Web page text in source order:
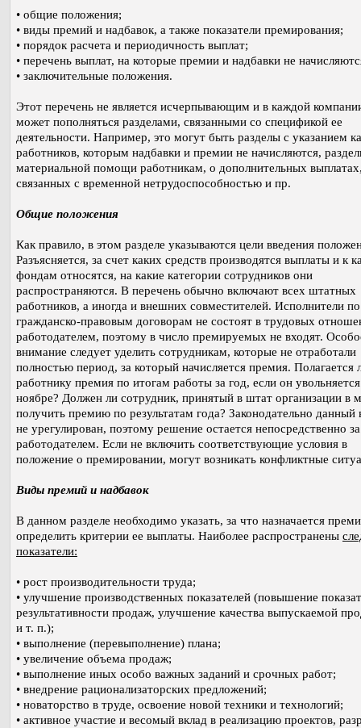
• общие положения;
• виды премий и надбавок, а также показатели премирования;
• порядок расчета и периодичность выплат;
• перечень выплат, на которые премии и надбавки не
• заключительные положения.
Этот перечень не является исчерпывающим и в каждой
может пополняться разделами, связанными со спецификой ее
деятельности. Например, это могут быть разделы с указанием
работников, которым надбавки и премии не начисляются,
материальной помощи работникам, о дополнительных
связанных с временной нетрудоспособностью и пр.
Общие положения
Как правило, в этом разделе указываются цели введения
Разъясняется, за счет каких средств производятся выплаты и к
фондам относятся, на какие категории сотрудников они
распространяются. В перечень обычно включают всех штатных
работников, а иногда и внешних совместителей. Исполнители по
гражданско-правовым договорам не состоят в трудовых
работодателем, поэтому в число премируемых не входят.
внимание следует уделить сотрудникам, которые не отработали
полностью период, за который начисляется премия. Полагается
работнику премия по итогам работы за год, если он
ноябре? Должен ли сотрудник, принятый в штат организации в
получить премию по результатам года? Законодательно данный
не урегулирован, поэтому решение остается непосредственно за
работодателем. Если не включить соответствующие условия в
положение о премировании, могут возникать конфликтные
Виды премий и надбавок
В данном разделе необходимо указать, за что назначается
определить критерии ее выплаты. Наиболее распространены
показатели:
• рост производительности труда;
• улучшение производственных показателей (повышение
результативности продаж, улучшение качества выпускаемой
и т. п.);
• выполнение (перевыполнение) плана;
• увеличение объема продаж;
• выполнение иных особо важных заданий и срочных работ;
• внедрение рационализаторских предложений;
• новаторство в труде, освоение новой техники и технологий;
• активное участие и весомый вклад в реализацию проектов,